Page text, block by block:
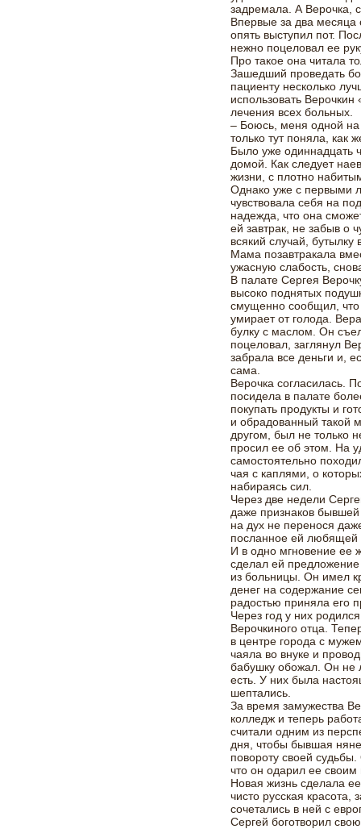
задремала. А Верочка,
Впервые за два месяца
опять выступил пот.
нежно поцеловал ее
Про такое она читала
Зашедший проведать
пациенту несколько
использовать
лечения всех больных.
– Боюсь, меня одной на
только тут поняла, как
Было уже одиннадцать
домой. Как следует
жизни, с плотно
Однако уже с первыми
чувствовала себя на
надежда, что она
ей завтрак, не забыв о
всякий случай,
Мама позавтракала
ужасную слабость,
В палате Сергея
высоко поднятых
смущенно сообщил, что
умирает от голода.
булку с маслом. Он
поцеловал, заглянул
забрала все деньги и,
сама.
Верочка согласилась.
посидела в палате
покупать продукты и
и обрадованный такой
другом, был не только
просил ее об этом. На
самостоятельно
чая с каплями, о
набираясь сил.
Через две недели
даже признаков
на дух не перенося
посланное ей любящей
И в одно мгновение ее
сделал ей
из больницы. Он имел
денег на содержание
радостью приняла его
Через год у них
Верочкиного отца.
в центре города с
чаяла во внуке и
бабушку обожал. Он не
есть. У них была
шептались.
За время замужества
колледж и теперь
считали одним из
дня, чтобы бывшая
повороту своей
что он одарил ее
Новая жизнь сделала
чисто русская красота,
сочетались в ней с
Сергей боготворил